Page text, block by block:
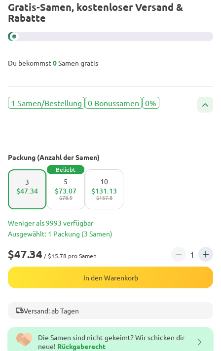
Die Samen sind nicht gekeimt? Wir schicken dir
neue! Rückgaberecht
Gratis-Samen, kostenloser Versand &
Rabatte
Du bekommst 0Samen gratis
1 Samen/Bestellung 0 Bonussamen 0%
Packung (Anzahl der Samen)
3
$47.34
5
Beliebt
$78.9
$73.07
10
$157.8
$131.13
Weniger als 9993 verfügbar
Ausgewählt: 1 Packung (3 Samen)
$47.34 / $15.78 pro Samen
In den Warenkorb
Versand: ab Tagen